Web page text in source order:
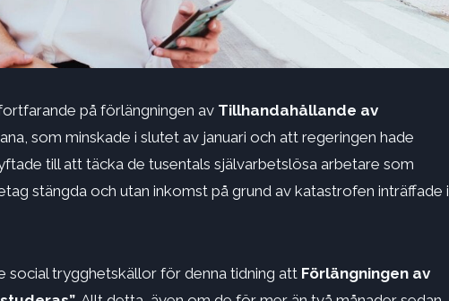
på förlängningen av Tillhandahållande av
som minskade i slutet av januari och att regeringen hade
till att täcka de tusentals självarbetslösa arbetare som
stängda och utan inkomst på grund av katastrofen inträffade i
social trygghetskällor för denna tidning att Förlängningen av